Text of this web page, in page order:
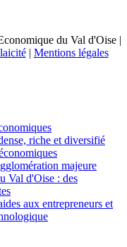
du Val d'Oise |
| Mentions légales
riche et diversifié
majeure
Val d'Oise : des
aux entrepreneurs et